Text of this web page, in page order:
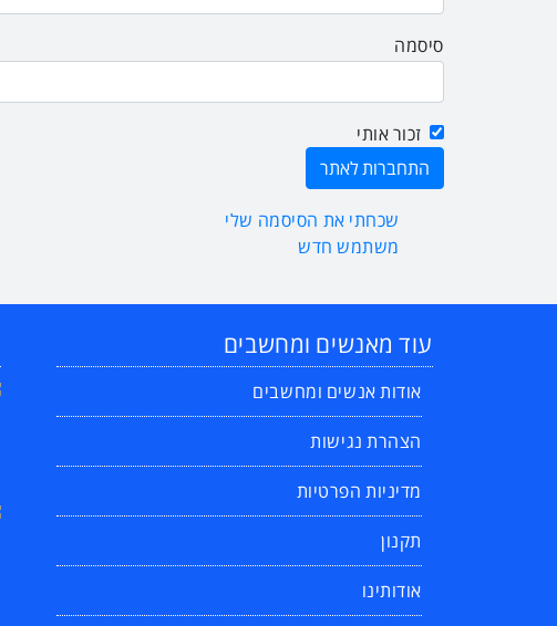
סיסמה
זכור אותי
שכחתי את הסיסמה שלי
משתמש חדש
עוד מאנשים ומחשבים
אודות אנשים ומחשבים
הצהרת נגישות
מדיניות הפרטיות
תקנון
אודותינו